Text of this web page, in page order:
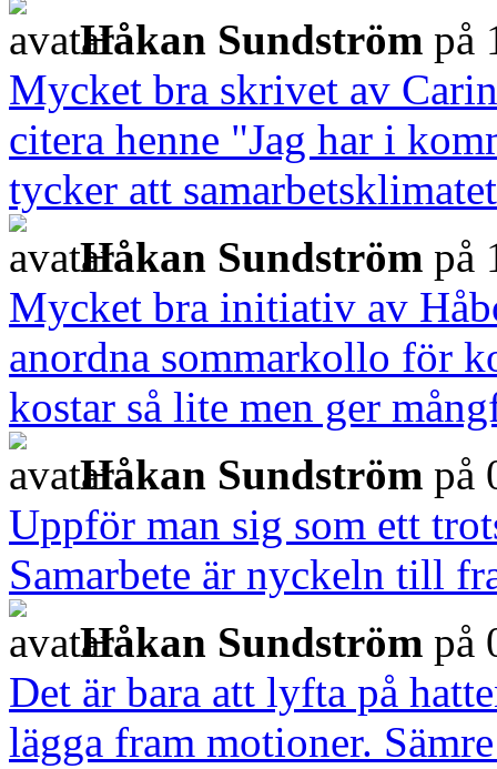
Håkan Sundström på
Mycket bra skrivet av
citera henne "Jag har i
tycker att
Håkan Sundström på
Mycket bra initiativ av
anordna sommarkollo för
kostar så lite men ger
Håkan Sundström på
Uppför man sig som ett
Samarbete är nyckeln till
Håkan Sundström på
Det är bara att lyfta på
lägga fram motioner.